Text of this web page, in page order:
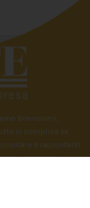
bravissimi,
si complica se
e raccontarsi
esperienze,